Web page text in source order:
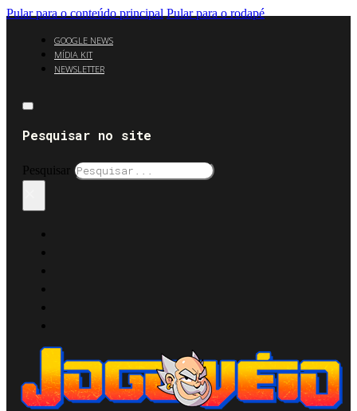
Pular para o conteúdo principal Pular para o rodapé
GOOGLE NEWS
MÍDIA KIT
NEWSLETTER
Pesquisar no site
Pesquisar